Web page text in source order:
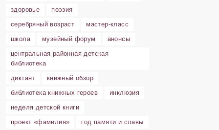
здоровье
поэзия
серебряный возраст
мастер-класс
школа
музейный форум
анонсы
центральная районная детская
библиотека
диктант
книжный обзор
библиотека книжных героев
инклюзия
неделя детской книги
проект «фамилия»
год памяти и славы